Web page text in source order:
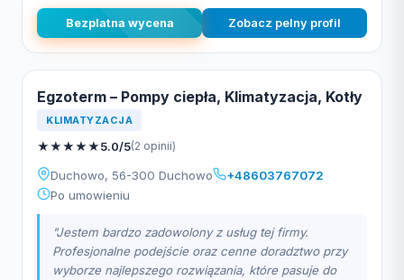
Bezplatna wycena Zobacz pelny profil
Egzoterm – Pompy ciepła, Klimatyzacja, Kotły
KLIMATYZACJA
★★★★★5.0/5(2 opinii)
Duchowo, 56-300 Duchowo
+48603767072
Po umowieniu
"Jestem bardzo zadowolony z usług tej firmy.
Profesjonalne podejście oraz cenne doradztwo przy
wyborze najlepszego rozwiązania, które pasuje do